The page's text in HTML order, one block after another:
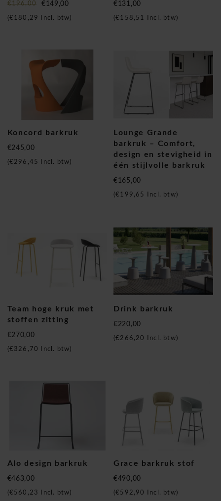
€196,00 €149,00
€180,29 Incl. btw)
€131,00
(€158,51 Incl. btw)
Koncord barkruk
€245,00
(€296,45 Incl. btw)
Lounge Grande
barkruk – Comfort,
design en stevigheid in
één stijlvolle barkruk
€165,00
(€199,65 Incl. btw)
Team hoge kruk met
stoffen zitting
€270,00
(€326,70 Incl. btw)
Drink barkruk
€220,00
(€266,20 Incl. btw)
Alo design barkruk
€463,00
€560,23 Incl. btw)
Grace barkruk stof
€490,00
(€592,90 Incl. btw)